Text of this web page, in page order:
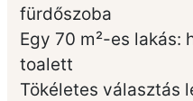
fürdőszoba
Egy 70 m²-es lakás:
toalett
Tökéletes választás